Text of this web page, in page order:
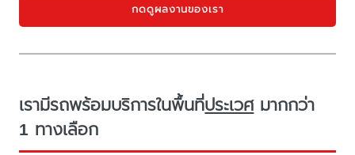
กดดูผลงานของเรา
เรามีรถพร้อมบริการในพื้นที่ประเวศมากกว่า
1 ทางเลือก